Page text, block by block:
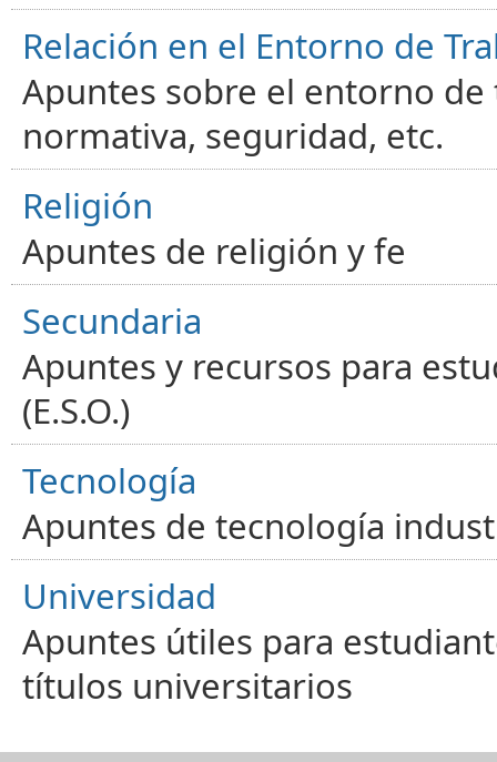
Relación en el Entorno de
Apuntes sobre el entorno
normativa, seguridad, etc.
Religión
Apuntes de religión y fe
Secundaria
Apuntes y recursos para
(E.S.O.)
Tecnología
Apuntes de tecnología
Universidad
Apuntes útiles para
títulos universitarios